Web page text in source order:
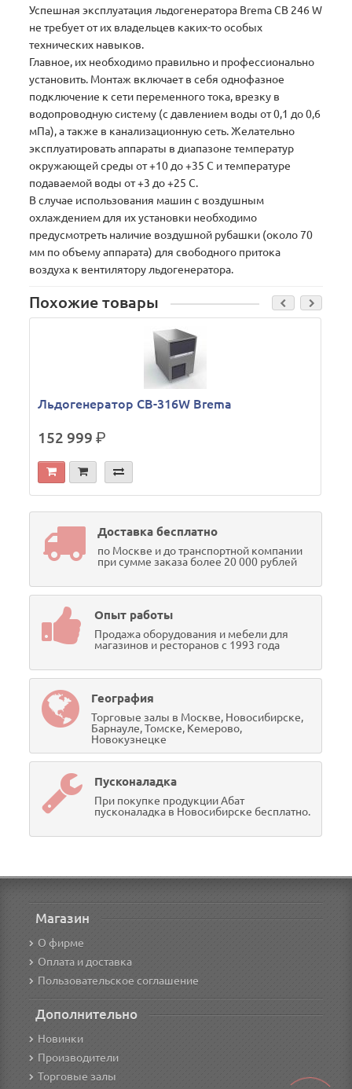
Успешная эксплуатация льдогенератора Brema СВ 246 W
не требует от их владельцев каких-то особых
технических навыков.
Главное, их необходимо правильно и профессионально
установить. Монтаж включает в себя однофазное
подключение к сети переменного тока, врезку в
водопроводную систему (с давлением воды от 0,1 до 0,6
мПа), а также в канализационную сеть. Желательно
эксплуатировать аппараты в диапазоне температур
окружающей среды от +10 до +35 С и температуре
подаваемой воды от +3 до +25 С.
В случае использования машин с воздушным
охлаждением для их установки необходимо
предусмотреть наличие воздушной рубашки (около 70
мм по объему аппарата) для свободного притока
воздуха к вентилятору льдогенератора.
Похожие товары
Льдогенератор СВ-316W Brema
152 999р.
Доставка бесплатно
по Москве и до транспортной компании
при сумме заказа более 20 000 рублей
Опыт работы
Продажа оборудования и мебели для
магазинов и ресторанов с 1993 года
География
Торговые залы в Москве, Новосибирске,
Барнауле, Томске, Кемерово,
Новокузнецке
Пусконаладка
При покупке продукции Абат
пусконаладка в Новосибирске бесплатно.
Магазин
О фирме
Оплата и доставка
Пользовательское соглашение
Дополнительно
Новинки
Производители
Торговые залы